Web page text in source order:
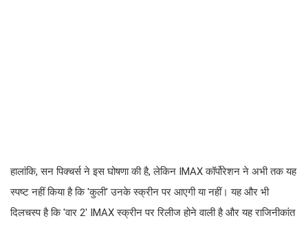
हालांकि, सन पिक्चर्स ने इस घोषणा की है, लेकिन IMAX कॉर्पोरेशन ने अभी तक यह
स्पष्ट नहीं किया है कि 'कुली' उनके स्क्रीन पर आएगी या नहीं। यह और भी
दिलचस्प है कि 'वार 2' IMAX स्क्रीन पर रिलीज होने वाली है और यह राजिनीकांत